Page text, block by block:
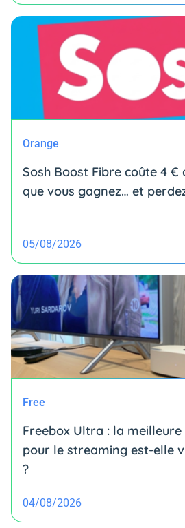
Orange
Sosh Boost Fibre coûte 4 €
que vous gagnez… et
05/08/2026
Free
Freebox Ultra : la
pour le streaming est-elle
?
04/08/2026